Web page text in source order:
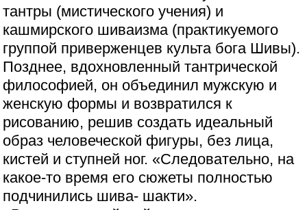
тантры (мистического учения) и
кашмирского шиваизма (практикуемого
группой приверженцев культа бога Шивы).
Позднее, вдохновленный тантрической
философией, он объединил мужскую и
женскую формы и возвратился к
рисованию, решив создать идеальный
образ человеческой фигуры, без лица,
кистей и ступней ног. «Следовательно, на
какое-то время его сюжеты полностью
подчинились шива- шакти».